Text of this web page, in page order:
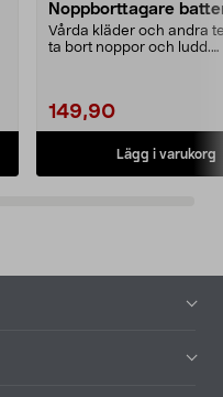
Noppborttagare
Vårda kläder och andra
ta bort noppor och ludd.
149,90
Lägg i varukorg